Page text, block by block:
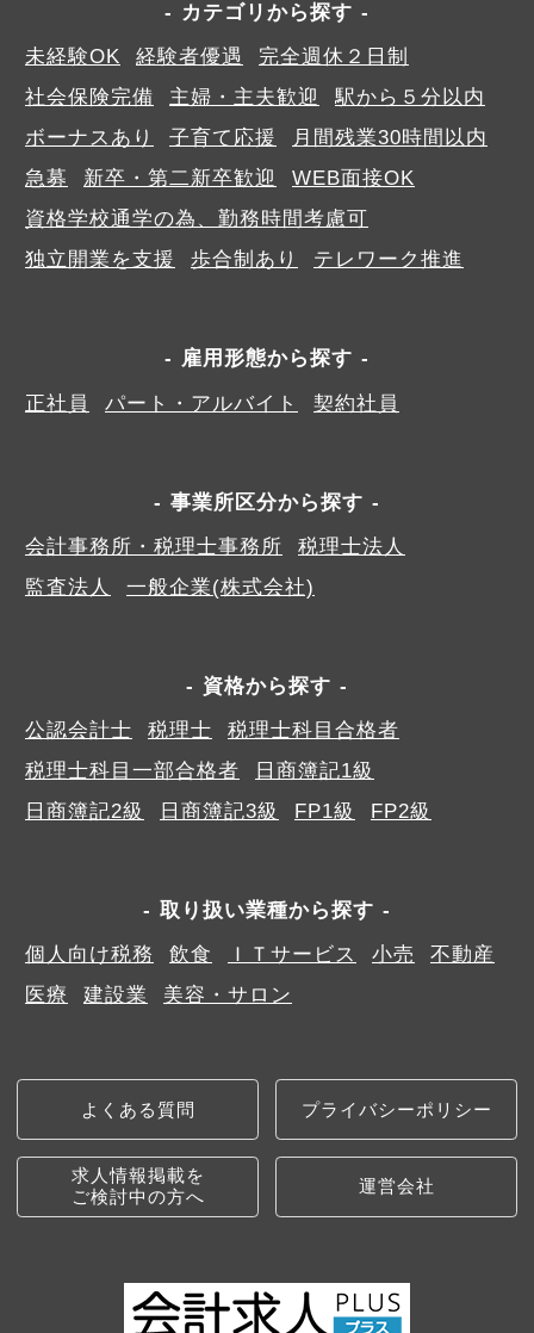
カテゴリから探す
未経験OK
経験者優遇
完全週休２日制
社会保険完備
主婦・主夫歓迎
駅から５分以内
ボーナスあり
子育て応援
月間残業30時間以内
急募
新卒・第二新卒歓迎
WEB面接OK
資格学校通学の為、勤務時間考慮可
独立開業を支援
歩合制あり テレワーク推進
雇用形態から探す
正社員
パート・アルバイト 契約社員
事業所区分から探す
会計事務所・税理士事務所
税理士法人
監査法人
一般企業(株式会社)
資格から探す
公認会計士
税理士
税理士科目合格者
税理士科目一部合格者
日商簿記1級
日商簿記2級
日商簿記3級 FP1級 FP2級
取り扱い業種から探す
個人向け税務
飲食 ＩＴサービス 小売
不動産
医療
建設業 美容・サロン
よくある質問 プライバシーポリシー
求人情報掲載を
ご検討中の方へ
運営会社